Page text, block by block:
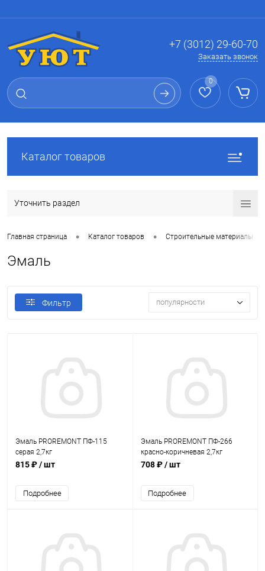
+7 (3012) 29-60-70
Заказать звонок
0
Каталог товаров
Уточнить раздел
Главная страница • Каталог товаров • Строительные материалы
Эмаль
Фильтр популярности
Эмаль PROREMONT ПФ-115
серая 2,7кг
815 ₽/ шт
Подробнее
Эмаль PROREMONT ПФ-266
красно-коричневая 2,7кг
708 ₽/ шт
Подробнее